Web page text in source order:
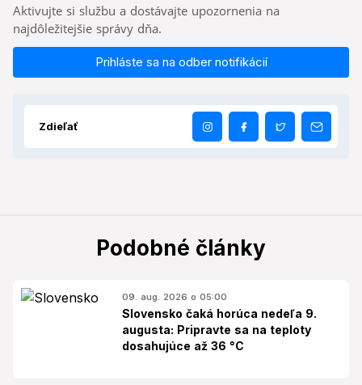
Aktivujte si službu a dostávajte upozornenia na
najdôležitejšie správy dňa.
Prihláste sa na odber notifikácií
Zdieľať
Podobné články
09. aug. 2026 o 05:00
Slovensko čaká horúca nedeľa 9.
augusta: Pripravte sa na teploty
dosahujúce až 36 °C